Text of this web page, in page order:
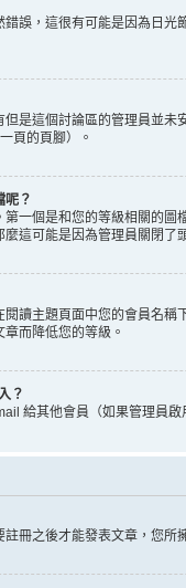
誤，這很有可能是因為日
是這個討論區的管理員並
頁的頁腳）。
呢？
一個是和您的等級相關的
這可能是因為管理員關閉了
讀主題頁面中您的會員名
而降低您的等級。
？
給其他會員（如果管理員
冊之後才能發表文章，您